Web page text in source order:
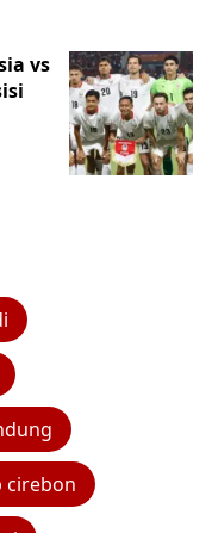
vs
cirebon